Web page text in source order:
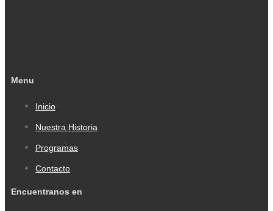
Menu
Inicio
Nuestra Historia
Programas
Contacto
Encuentranos en